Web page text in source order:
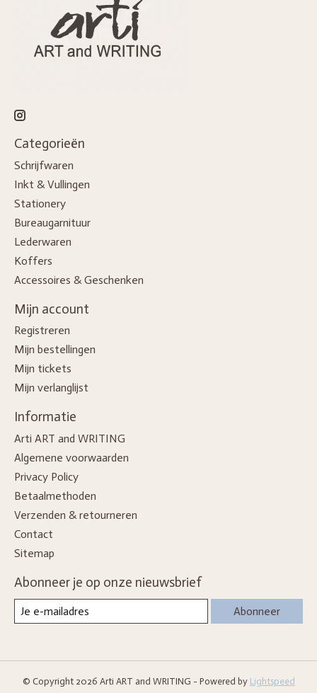
Categorieën
Schrijfwaren
Inkt & Vullingen
Stationery
Bureaugarnituur
Lederwaren
Koffers
Accessoires & Geschenken
Mijn account
Registreren
Mijn bestellingen
Mijn tickets
Mijn verlanglijst
Informatie
Arti ART and WRITING
Algemene voorwaarden
Privacy Policy
Betaalmethoden
Verzenden & retourneren
Contact
Sitemap
Abonneer je op onze nieuwsbrief
Abonneer
© Copyright 2026 Arti ART and WRITING - Powered by Lightspeed